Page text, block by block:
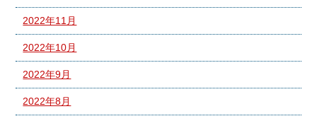
2022年11月
2022年10月
2022年9月
2022年8月